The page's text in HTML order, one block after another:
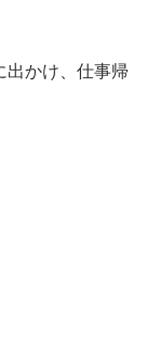
出かけ、仕事帰